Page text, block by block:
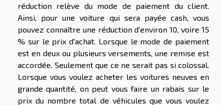
réduction relève du mode de paiement du client.
Ainsi, pour une voiture qui sera payée cash, vous
pouvez connaître une réduction d'environ 10, voire 15
% sur le prix d'achat. Lorsque le mode de paiement
est en deux ou plusieurs versements, une remise est
accordée. Seulement que ce ne serait pas si colossal.
Lorsque vous voulez acheter les voitures neuves en
grande quantité, on peut vous faire un rabais sur le
prix du nombre total de véhicules que vous voulez